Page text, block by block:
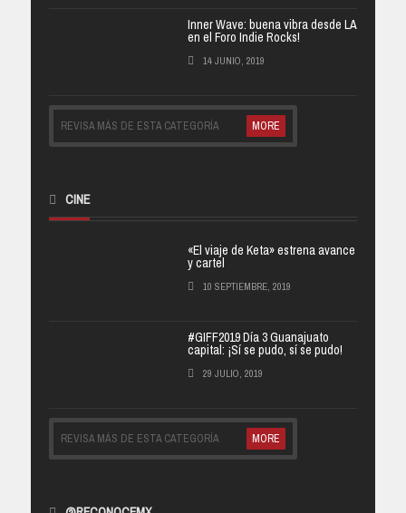
Inner Wave: buena vibra desde LA
en el Foro Indie Rocks!
14 JUNIO, 2019
REVISA MÁS DE ESTA CATEGORÍA MORE
CINE
«El viaje de Keta» estrena avance
y cartel
10 SEPTIEMBRE, 2019
#GIFF2019 Día 3 Guanajuato
capital: ¡Sí se pudo, sí se pudo!
29 JULIO, 2019
REVISA MÁS DE ESTA CATEGORÍA MORE